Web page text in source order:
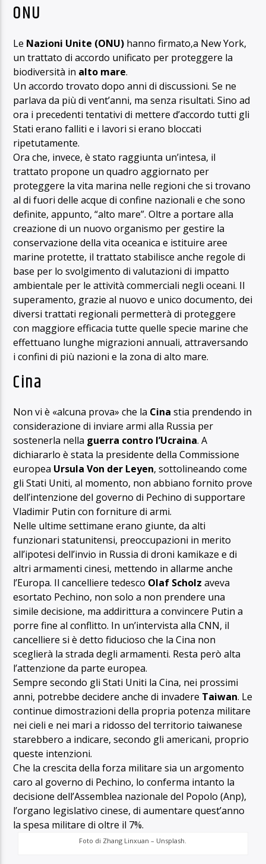
ONU
Le Nazioni Unite (ONU) hanno firmato,a New York,
un trattato di accordo unificato per proteggere la
biodiversità in alto mare.
Un accordo trovato dopo anni di discussioni. Se ne
parlava da più di vent’anni, ma senza risultati. Sino ad
ora i precedenti tentativi di mettere d’accordo tutti gli
Stati erano falliti e i lavori si erano bloccati
ripetutamente.
Ora che, invece, è stato raggiunta un’intesa, il
trattato propone un quadro aggiornato per
proteggere la vita marina nelle regioni che si trovano
al di fuori delle acque di confine nazionali e che sono
definite, appunto, “alto mare”. Oltre a portare alla
creazione di un nuovo organismo per gestire la
conservazione della vita oceanica e istituire aree
marine protette, il trattato stabilisce anche regole di
base per lo svolgimento di valutazioni di impatto
ambientale per le attività commerciali negli oceani. Il
superamento, grazie al nuovo e unico documento, dei
diversi trattati regionali permetterà di proteggere
con maggiore efficacia tutte quelle specie marine che
effettuano lunghe migrazioni annuali, attraversando
i confini di più nazioni e la zona di alto mare.
Cina
Non vi è «alcuna prova» che la Cina stia prendendo in
considerazione di inviare armi alla Russia per
sostenerla nella guerra contro l’Ucraina. A
dichiararlo è stata la presidente della Commissione
europea Ursula Von der Leyen, sottolineando come
gli Stati Uniti, al momento, non abbiano fornito prove
dell’intenzione del governo di Pechino di supportare
Vladimir Putin con forniture di armi.
Nelle ultime settimane erano giunte, da alti
funzionari statunitensi, preoccupazioni in merito
all’ipotesi dell’invio in Russia di droni kamikaze e di
altri armamenti cinesi, mettendo in allarme anche
l’Europa. Il cancelliere tedesco Olaf Scholz aveva
esortato Pechino, non solo a non prendere una
simile decisione, ma addirittura a convincere Putin a
porre fine al conflitto. In un’intervista alla CNN, il
cancelliere si è detto fiducioso che la Cina non
sceglierà la strada degli armamenti. Resta però alta
l’attenzione da parte europea.
Sempre secondo gli Stati Uniti la Cina, nei prossimi
anni, potrebbe decidere anche di invadere Taiwan. Le
continue dimostrazioni della propria potenza militare
nei cieli e nei mari a ridosso del territorio taiwanese
starebbero a indicare, secondo gli americani, proprio
queste intenzioni.
Che la crescita della forza militare sia un argomento
caro al governo di Pechino, lo conferma intanto la
decisione dell’Assemblea nazionale del Popolo (Anp),
l’organo legislativo cinese, di aumentare quest’anno
la spesa militare di oltre il 7%.
Foto di Zhang Linxuan – Unsplash.